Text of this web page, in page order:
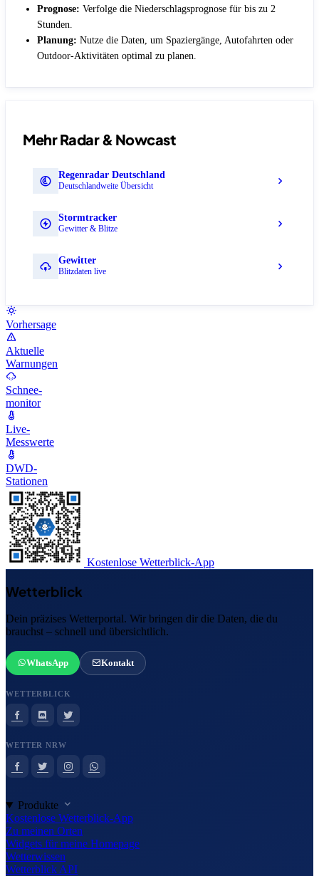
Prognose: Verfolge die Niederschlagsprognose für bis zu 2
Stunden.
Planung: Nutze die Daten, um Spaziergänge, Autofahrten oder
Outdoor-Aktivitäten optimal zu planen.
Mehr Radar & Nowcast
Regenradar Deutschland
Deutschlandweite Übersicht
Stormtracker
Gewitter & Blitze
Gewitter
Blitzdaten live
Vorhersage
Aktuelle
Warnungen
Schnee-
monitor
Live-
Messwerte
DWD-
Stationen
Kostenlose Wetterblick-App
Wetterblick
Dein präzises Wetterportal. Wir bringen dir die Daten, die du
brauchst – schnell und übersichtlich.
WhatsApp Kontakt
WETTERBLICK
WETTER NRW
Produkte
Kostenlose Wetterblick-App
Zu meinen Orten
Widgets für meine Homepage
Wetterwissen
Wetterblick API